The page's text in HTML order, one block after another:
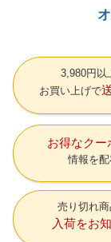
3,980円以
お買い上げで
お得なクー
情報を
売り切れ
入荷をお